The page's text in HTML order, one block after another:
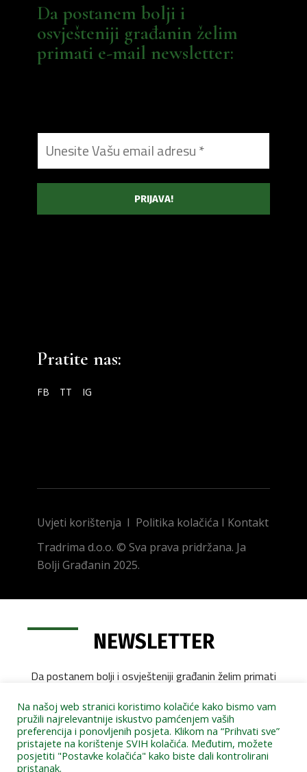
Da postanem bolji i
osvješteniji građanin želim
primati e-mail newsletter:
Pratite nas:
FB TT IG
Uvjeti korištenja I Politika kolačića I Kontakt
Tradrima d.o.o. © Sva prava pridržana. Ja
Bolji Građanin 2025.
Na našoj web stranici koristimo kolačiće kako bismo vam
pružili najrelevantnije iskustvo pamćenjem vaših
preferencija i ponovljenih posjeta. Klikom na “Prihvati sve”
pristajete na korištenje SVIH kolačića. Međutim, možete
posjetiti "Postavke kolačića" kako biste dali kontrolirani
pristanak.
NEWSLETTER
Da postanem bolji i osvješteniji građanin želim primati